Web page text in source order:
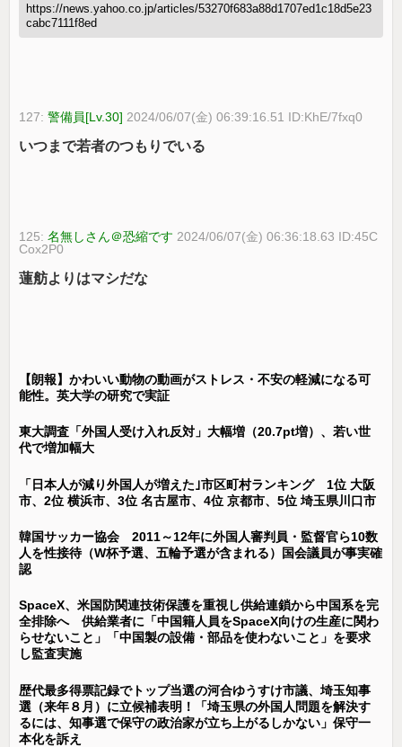
https://news.yahoo.co.jp/articles/53270f683a88d1707ed1c18d5e23
cabc7111f8ed
127:警備員[Lv.30] 2024/06/07(金) 06:39:16.51 ID:KhE/7fxq0
いつまで若者のつもりでいる
125:名無しさん＠恐縮です 2024/06/07(金) 06:36:18.63 ID:45C
Cox2P0
蓮舫よりはマシだな
【朗報】かわいい動物の動画がストレス・不安の軽減になる可
能性。英大学の研究で実証
東大調査「外国人受け入れ反対」大幅増（20.7pt増）、若い世
代で増加幅大
「日本人が減り外国人が増えた｣市区町村ランキング 1位 大阪
市、2位 横浜市、3位 名古屋市、4位 京都市、5位 埼玉県川口市
韓国サッカー協会 2011～12年に外国人審判員・監督官ら10数
人を性接待（W杯予選、五輪予選が含まれる）国会議員が事実確
認
SpaceX、米国防関連技術保護を重視し供給連鎖から中国系を完
全排除へ 供給業者に「中国籍人員をSpaceX向けの生産に関わ
らせないこと」「中国製の設備・部品を使わないこと」を要求
し監査実施
歴代最多得票記録でトップ当選の河合ゆうすけ市議、埼玉知事
選（来年８月）に立候補表明！「埼玉県の外国人問題を解決す
るには、知事選で保守の政治家が立ち上がるしかない」保守一
本化を訴え